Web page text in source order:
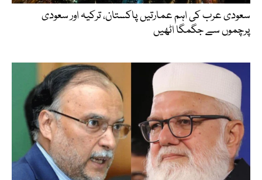
سعودی عرب کی اہم عمارتیں پاکستان، ترکیہ اور سعودی
پرچموں سے جگمگا اٹھیں